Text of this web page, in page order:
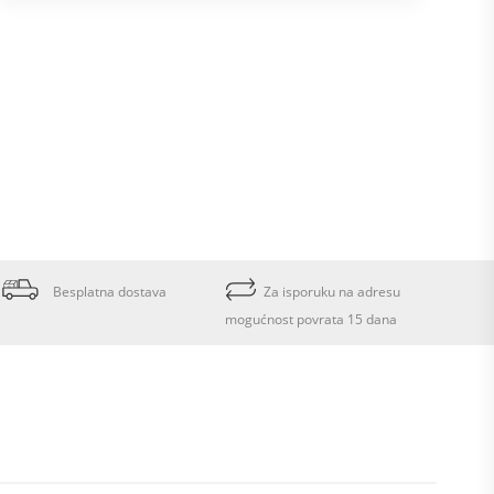
Besplatna dostava
Za isporuku na adresu
mogućnost povrata 15 dana